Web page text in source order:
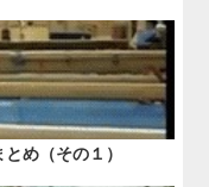
め（その１）